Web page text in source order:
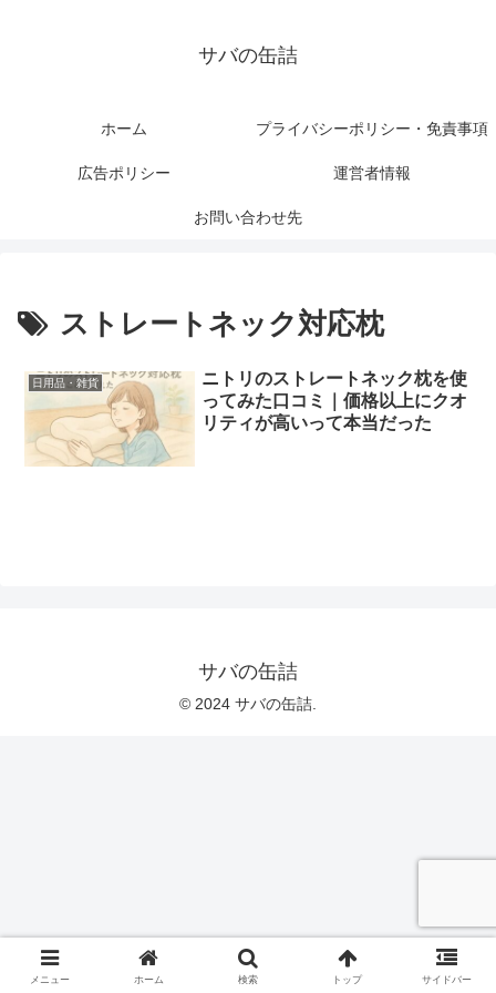
サバの缶詰
ホーム プライバシーポリシー・免責事項
広告ポリシー 運営者情報
お問い合わせ先
ストレートネック対応枕
日用品・雑貨
ニトリのストレートネック枕を使
ってみた口コミ｜価格以上にクオ
リティが高いって本当だった
サバの缶詰
© 2024 サバの缶詰.
メニュー ホーム 検索 トップ サイドバー